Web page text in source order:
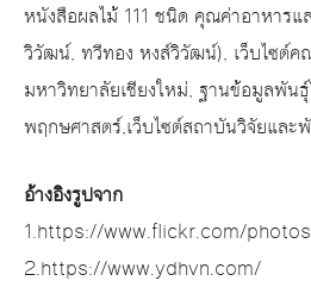
หนังสือผลไม้ 111 ชนิด คุณค่าอาหาร
วิวัฒน์, ทวีทอง หงส์วิวัฒน์), เว็บไซต์ค
มหาวิทยาลัยเชียงใหม่, ฐานข้อมูลพัน
พฤกษศาสตร์,เว็บไซต์สถาบันวิจัยและ
อ้างอิงรูปจาก
1.https://www.flickr.com/
2.https://www.ydhvn.com/